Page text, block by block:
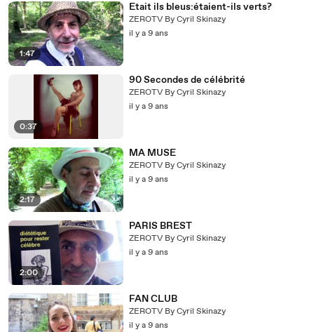
1:47
Etait ils bleus:étaient-ils verts?
ZEROTV By Cyril Skinazy
il y a 9 ans
0:37
90 Secondes de célébrité
ZEROTV By Cyril Skinazy
il y a 9 ans
2:17
MA MUSE
ZEROTV By Cyril Skinazy
il y a 9 ans
2:00
PARIS BREST
ZEROTV By Cyril Skinazy
il y a 9 ans
FAN CLUB
ZEROTV By Cyril Skinazy
il y a 9 ans